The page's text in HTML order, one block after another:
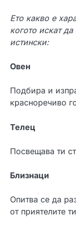
Ето какво е
когото искат
истински:
Овен
Подбира и
красноречиво
Телец
Посвещава ти
Близнаци
Опитва се да
от приятелите